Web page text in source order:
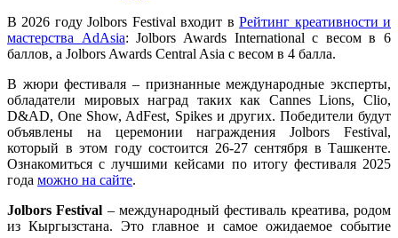
В 2026 году Jolbors Festival входит вРейтинг креативности и
мастерства AdAsia: Jolbors Awards International с весом в 6
баллов, а Jolbors Awards Central Asia с весом в 4 балла.
В жюри фестиваля – признанные международные эксперты,
обладатели мировых наград таких как Cannes Lions, Clio,
D&AD, One Show, AdFest, Spikes и других. Победители будут
объявлены на церемонии награждения Jolbors Festival,
который в этом году состоится 26-27 сентября в Ташкенте.
Ознакомиться с лучшими кейсами по итогу фестиваля 2025
года можно на сайте.
Jolbors Festival – международный фестиваль креатива, родом
из Кыргызстана. Это главное и самое ожидаемое событие